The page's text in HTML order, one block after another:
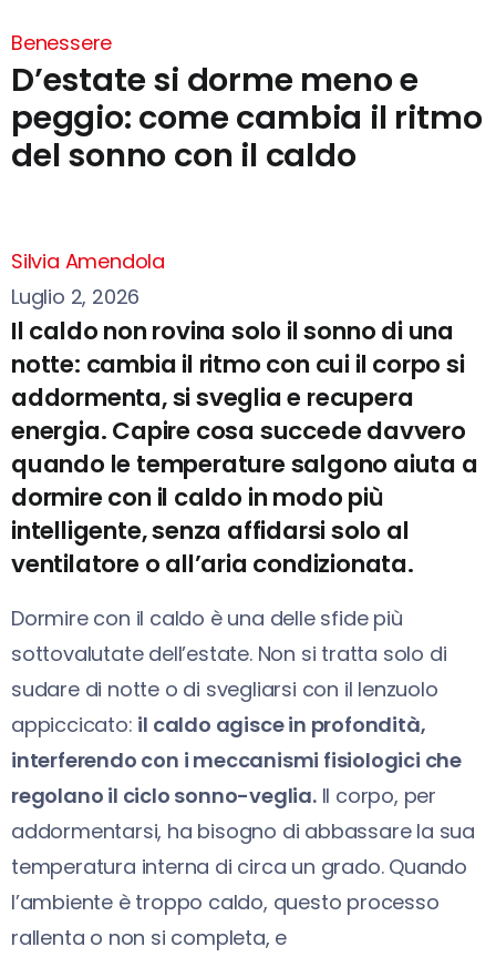
Benessere
D’estate si dorme meno e
peggio: come cambia il ritmo
del sonno con il caldo
Silvia Amendola
Luglio 2, 2026
Il caldo non rovina solo il sonno di una
notte: cambia il ritmo con cui il corpo si
addormenta, si sveglia e recupera
energia. Capire cosa succede davvero
quando le temperature salgono aiuta a
dormire con il caldo in modo più
intelligente, senza affidarsi solo al
ventilatore o all’aria condizionata.
Dormire con il caldo è una delle sfide più
sottovalutate dell’estate. Non si tratta solo di
sudare di notte o di svegliarsi con il lenzuolo
appiccicato: il caldo agisce in profondità,
interferendo con i meccanismi fisiologici che
regolano il ciclo sonno-veglia.Il corpo, per
addormentarsi, ha bisogno di abbassare la sua
temperatura interna di circa un grado. Quando
l’ambiente è troppo caldo, questo processo
rallenta o non si completa, e